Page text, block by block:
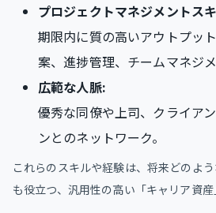
プロジェクトマネジメントス
期限内に質の高いアウトプッ
案、進捗管理、チームマネジメ
広範な人脈:
優秀な同僚や上司、クライア
ンとのネットワーク。
これらのスキルや経験は、将来どのよ
も役立つ、汎用性の高い「キャリア資産